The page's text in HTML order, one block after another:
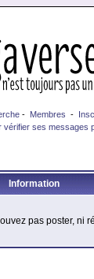
- Membres -
vérifier ses messages
Information
pas poster, ni